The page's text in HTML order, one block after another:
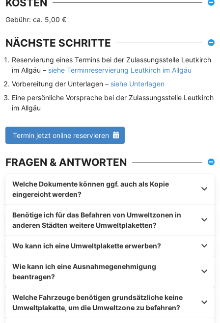
KOSTEN
Gebühr: ca. 5,00 €
NÄCHSTE SCHRITTE
Reservierung eines Termins bei der Zulassungsstelle Leutkirch
im Allgäu – siehe Terminreservierung Leutkirch im Allgäu
Vorbereitung der Unterlagen – siehe Unterlagen
Eine persönliche Vorsprache bei der Zulassungsstelle Leutkirch
im Allgäu
Termin jetzt online reservieren
FRAGEN & ANTWORTEN
Welche Dokumente können ggf. auch als Kopie
eingereicht werden?
Benötige ich für das Befahren von Umweltzonen in
anderen Städten weitere Umweltplaketten?
Wo kann ich eine Umweltplakette erwerben?
Wie kann ich eine Ausnahmegenehmigung
beantragen?
Welche Fahrzeuge benötigen grundsätzliche keine
Umweltplakette, um die Umweltzone zu befahren?